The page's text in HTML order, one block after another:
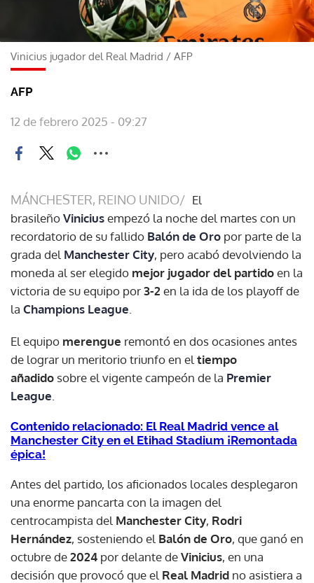
Vinicius jugador del Real Madrid / AFP
AFP
12 de febrero 2025 - 09:27
MÁNCHESTER, REINO UNIDO/ El
brasileñoViniciusempezó la noche del martes con un
recordatorio de su fallido Balón de Oro por parte de la
grada del Manchester City, pero acabó devolviendo la
moneda al ser elegido mejor jugador del partidoen la
victoria de su equipo por3-2 en la ida de los playoff de
la Champions League
El equipo merengue remontó en dos ocasiones antes
de lograr un meritorio triunfo en el tiempo
añadido sobre el vigente campeón de la Premier
League
Contenido relacionado: El Real Madrid vence al
Manchester City en el Etihad Stadium ¡Remontada
épica!
Antes del partido, los aficionados locales desplegaron
una enorme pancarta con la imagen del
centrocampista del Manchester City, Rodri
Hernández, sosteniendo el Balón de Oro, que ganó en
octubre de2024 por delante deVinicius, en una
decisión que provocó que el Real Madrid no asistiera a